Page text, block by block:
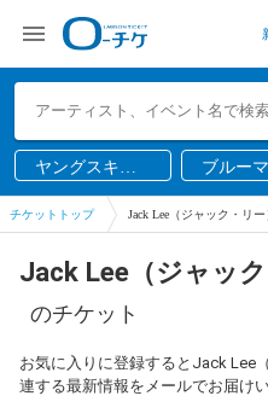
ヤングスキニ
ー
ブルー
チケットトップ Jack Lee（ジャック・リー
Jack Lee（ジャック
のチケット
お気に入りに登録するとJack Lee
連する最新情報をメールでお届けい